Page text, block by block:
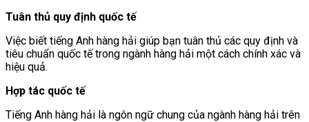
Tuân thủ quy định quốc tế
Việc biết tiếng Anh hàng hải giúp bạn tuân thủ các quy định và
tiêu chuẩn quốc tế trong ngành hàng hải một cách chính xác và
hiệu quả.
Hợp tác quốc tế
Tiếng Anh hàng hải là ngôn ngữ chung của ngành hàng hải trên